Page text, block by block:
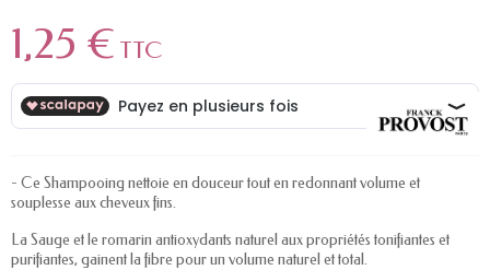
1,25 € TTC
- Ce Shampooing nettoie en douceur tout en redonnant volume et
souplesse aux cheveux fins.
La Sauge et le romarin antioxydants naturel aux propriétés tonifiantes et
purifiantes, gainent la fibre pour un volume naturel et total.